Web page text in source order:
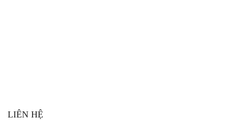
LIÊN HỆ